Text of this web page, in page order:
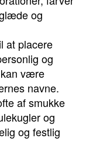
og
at placere
og
være
navne.
af smukke
og
og festlig